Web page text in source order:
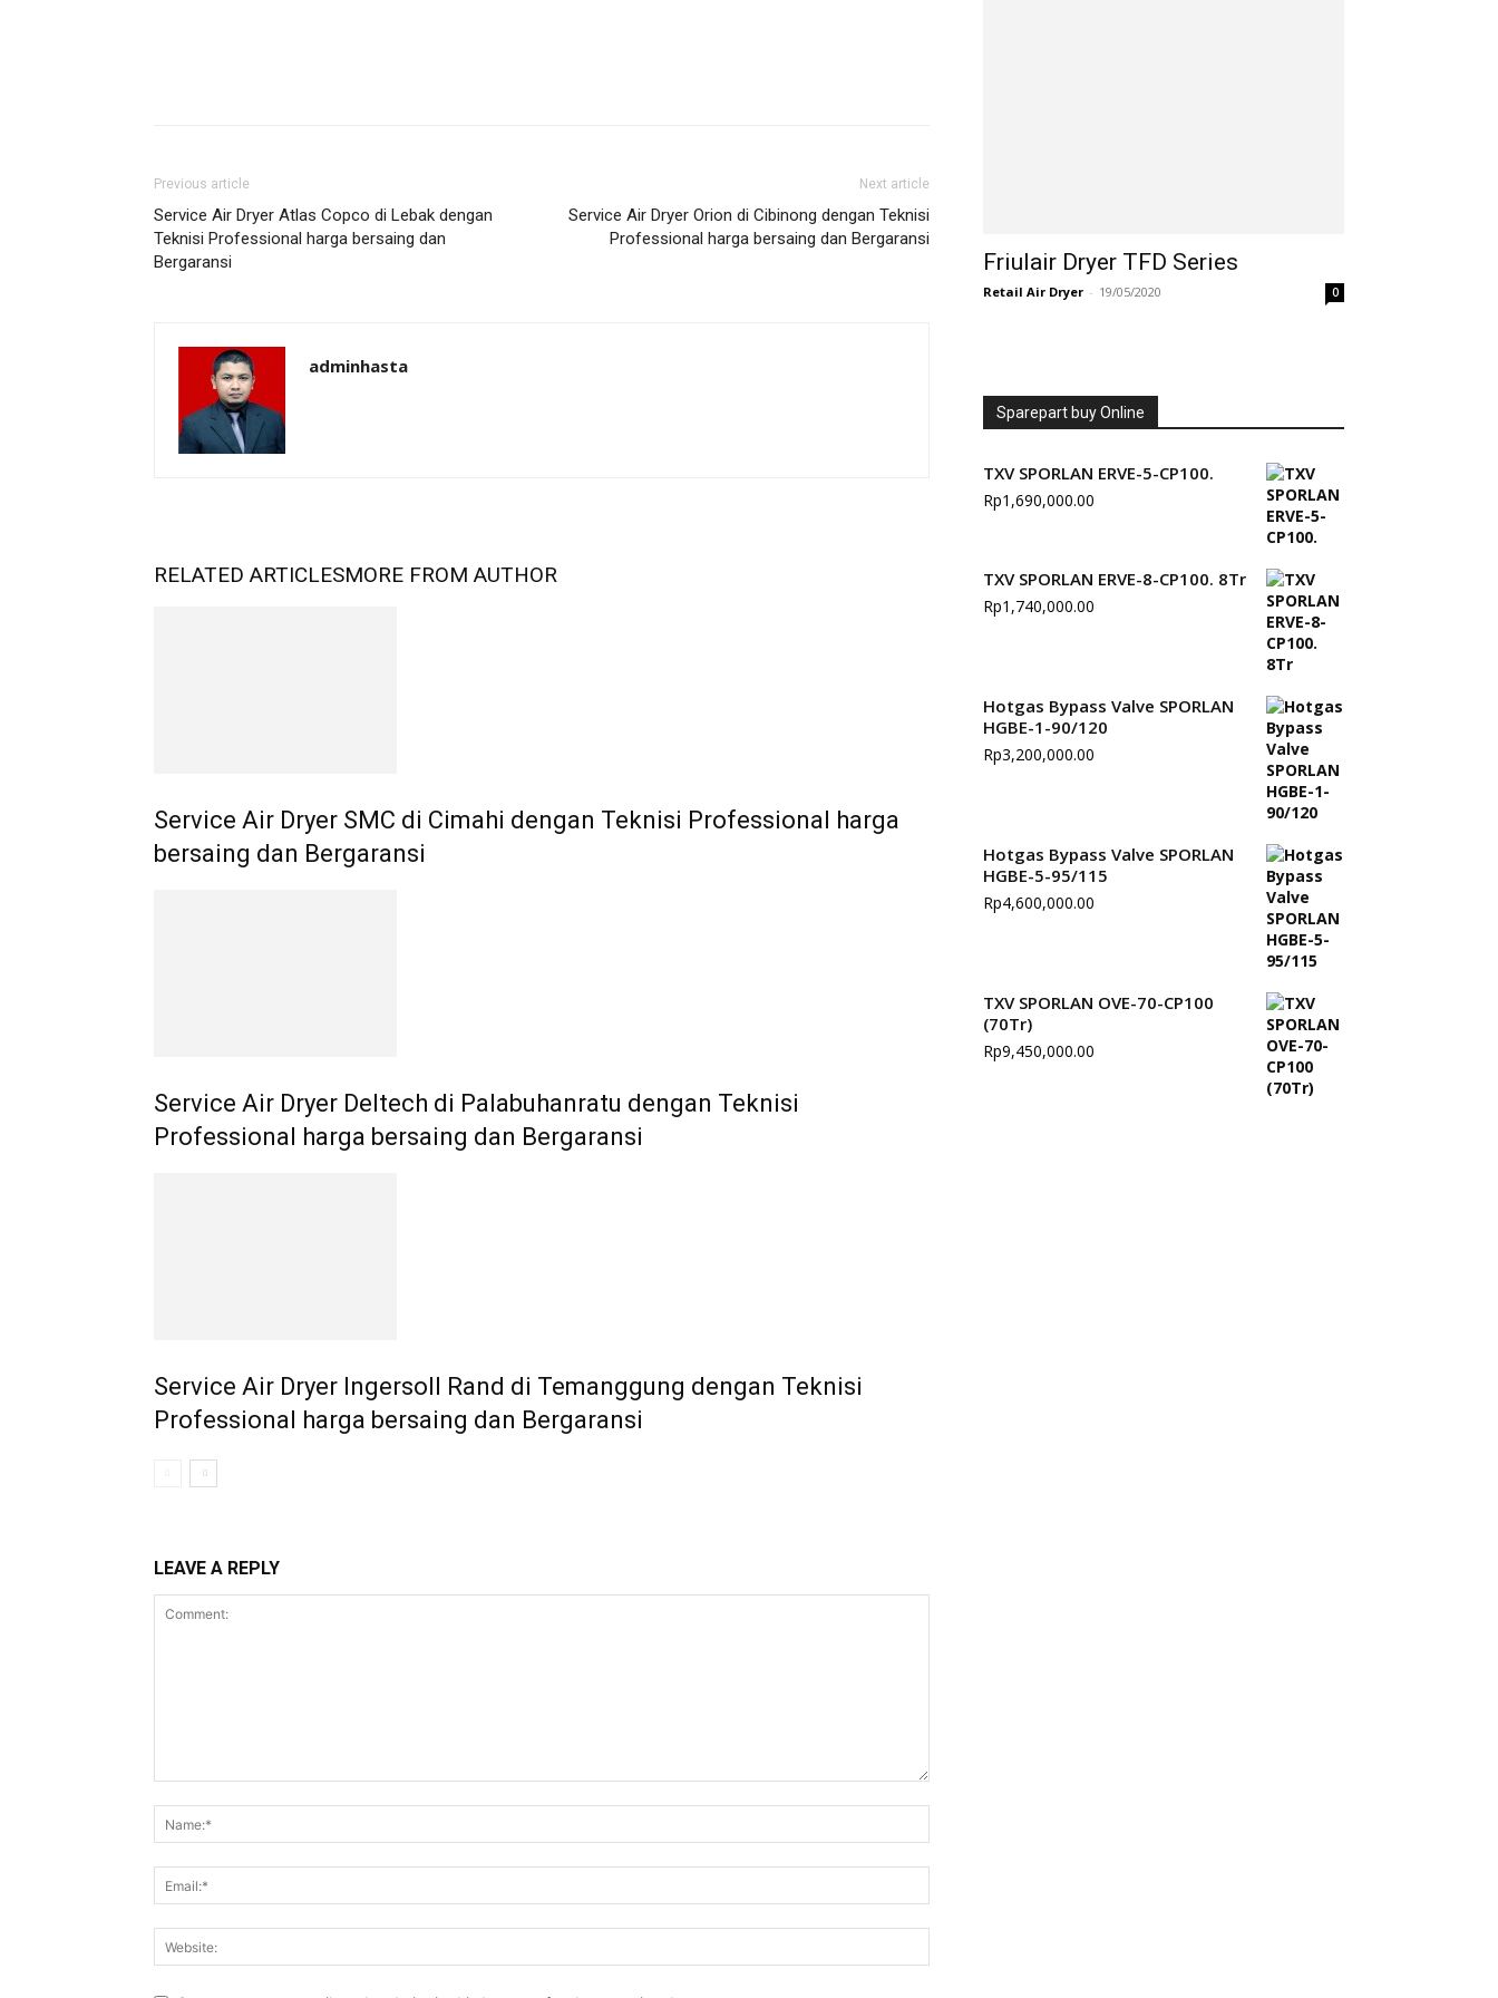
Previous article
Service Air Dryer Atlas Copco di Lebak dengan
Teknisi Professional harga bersaing dan
Bergaransi
Next article
Service Air Dryer Orion di Cibinong dengan Teknisi
Professional harga bersaing dan Bergaransi
adminhasta
RELATED ARTICLESMORE FROM AUTHOR
Service Air Dryer SMC di Cimahi dengan Teknisi Professional harga
bersaing dan Bergaransi
Service Air Dryer Deltech di Palabuhanratu dengan Teknisi
Professional harga bersaing dan Bergaransi
Service Air Dryer Ingersoll Rand di Temanggung dengan Teknisi
Professional harga bersaing dan Bergaransi
LEAVE A REPLY
Friulair Dryer TFD Series
Retail Air Dryer - 19/05/2020 0
Sparepart buy Online
TXV SPORLAN ERVE-5-CP100.
Rp1,690,000.00
TXV SPORLAN ERVE-8-CP100. 8Tr
Rp1,740,000.00
Hotgas Bypass Valve SPORLAN
HGBE-1-90/120
Rp3,200,000.00
Hotgas Bypass Valve SPORLAN
HGBE-5-95/115
Rp4,600,000.00
TXV SPORLAN OVE-70-CP100
(70Tr)
Rp9,450,000.00